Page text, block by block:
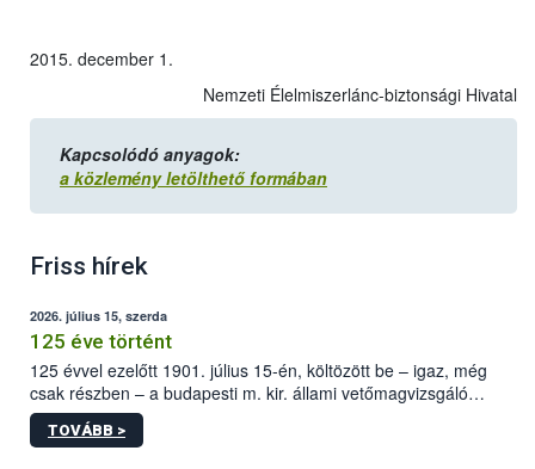
2015. december 1.
Nemzeti Élelmiszerlánc-biztonsági Hivatal
Kapcsolódó anyagok:
a közlemény letölthető formában
Friss hírek
2026. július 15, szerda
125 éve történt
125 évvel ezelőtt 1901. július 15-én, költözött be – igaz, még
csak részben – a budapesti m. kir. állami vetőmagvizsgáló
állomás a Kis Rókus utca 15. szám alatti, Czigler Győző által
tervezett új épületébe.
TOVÁBB >